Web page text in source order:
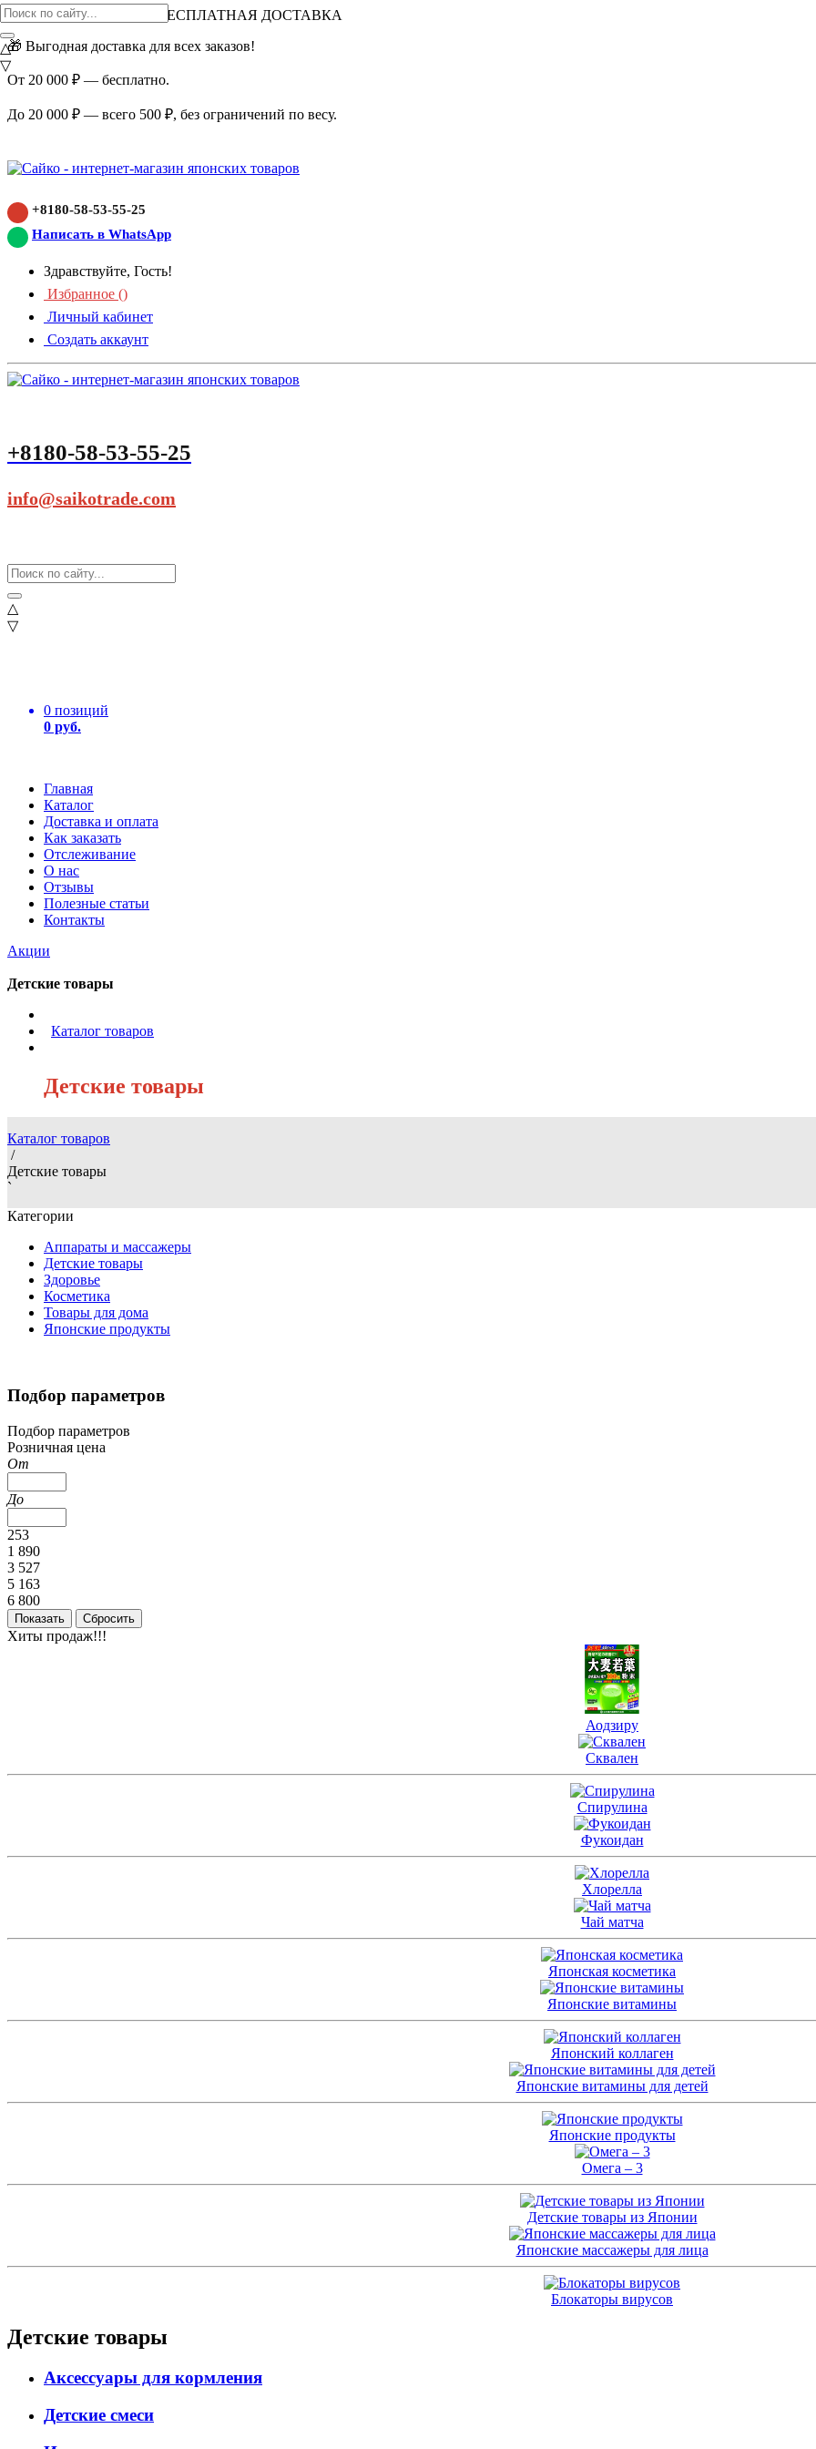
ВНИМАНИЕ АКЦИЯ!
БЕСПЛАТНАЯ ДОСТАВКА
🎁 Выгодная доставка для всех заказов!
От 20 000 ₽ — бесплатно.
До 20 000 ₽ — всего 500 ₽, без ограничений по весу.
+8180-58-53-55-25
Написать в WhatsApp
Здравствуйте, Гость!
Избранное ()
Личный кабинет
Создать аккаунт
+8180-58-53-55-25
info@saikotrade.com
△
▽
0 позиций
0 руб.
Главная
Каталог
Доставка и оплата
Как заказать
Отслеживание
О нас
Отзывы
Полезные статьи
Контакты
Акции
△
▽
Детские товары
Каталог товаров
Детские товары
Каталог товаров
/
Детские товары
`
Категории
Аппараты и массажеры
Детские товары
Здоровье
Косметика
Товары для дома
Японские продукты
Подбор параметров
Подбор параметров
Розничная цена
От
До
253
1 890
3 527
5 163
6 800
Хиты продаж!!!
Аодзиру
Сквален
Спирулина
Фукоидан
Хлорелла
Чай матча
Японская косметика
Японские витамины
Японский коллаген
Японские витамины для детей
Японские продукты
Омега – 3
Детские товары из Японии
Японские массажеры для лица
Блокаторы вирусов
Детские товары
Аксессуары для кормления
Детские смеси